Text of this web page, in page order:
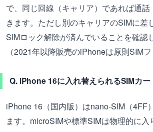
で、同じ回線（キャリア）であれば通
きます。ただし別のキャリアのSIMに差
SIMロック解除が済んでいることを確認
（2021年以降販売のiPhoneは原則SIMフ
Q. iPhone 16に入れ替えられるSIMカー
iPhone 16（国内版）はnano-SIM（4FF
ます。microSIMや標準SIMは物理的に入